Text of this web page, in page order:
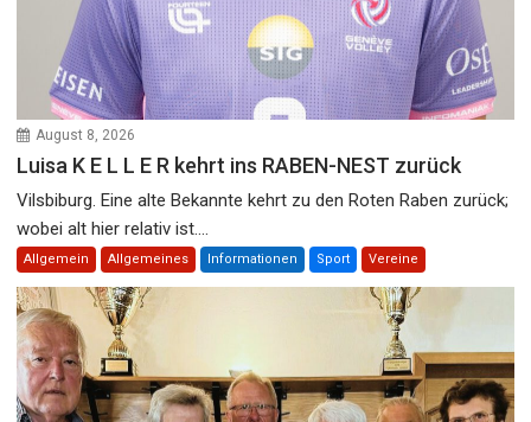
August 8, 2026
Luisa K E L L E R kehrt ins RABEN-NEST zurück
Vilsbiburg. Eine alte Bekannte kehrt zu den Roten Raben zurück;
wobei alt hier relativ ist....
Allgemein Allgemeines Informationen Sport Vereine